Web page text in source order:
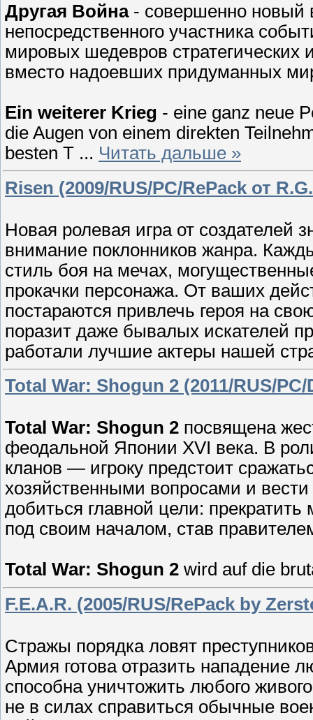
Другая Война- совершенно новый
непосредственного участника
мировых шедевров стратегических
вместо надоевших придуманных
Ein weiterer Krieg - eine ganz neue
die Augen von einem direkten
besten T ... Читать дальше »
Risen (2009/RUS/PC/RePack от
Новая ролевая игра от создателей
внимание поклонников жанра.
стиль боя на мечах,
прокачки персонажа. От ваших
постараются привлечь героя на
поразит даже бывалых искателей
работали лучшие актеры нашей
Total War: Shogun 2 (2011/RUS/PC/
Total War: Shogun 2 посвящена
феодальной Японии XVI века. В
кланов — игроку предстоит
хозяйственными вопросами и
добиться главной цели:
под своим началом, став
Total War: Shogun 2 wird auf die
F.E.A.R. (2005/RUS/RePack by
Стражы порядка ловят
Армия готова отразить нападение
способна уничтожить любого
не в силах справиться обычные